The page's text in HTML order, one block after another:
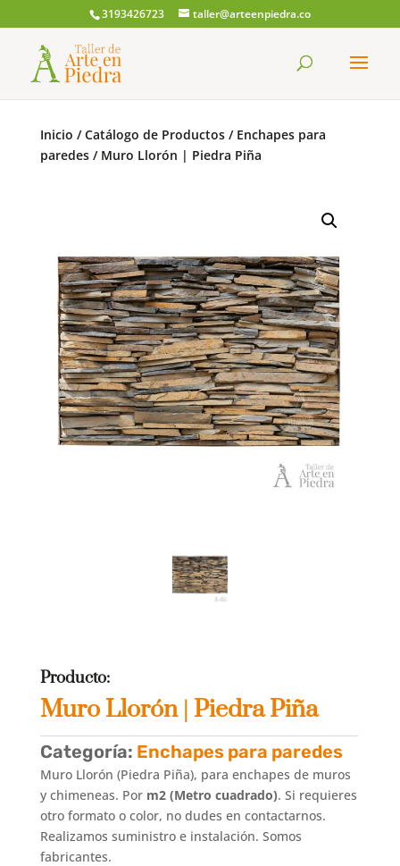
3193426723 taller@arteenpiedra.co
Búsqueda
productos
Inicio /Catálogo de Productos/ Enchapes para
paredes/ Muro Llorón | Piedra Piña
Producto:
Muro Llorón | Piedra Piña
Categoría: Enchapes para paredes
Muro Llorón (Piedra Piña), para enchapes de muros
y chimeneas. Por m2 (Metro cuadrado). Si requieres
otro formato o color, no dudes en contactarnos.
Realizamos suministro e instalación. Somos
fabricantes.